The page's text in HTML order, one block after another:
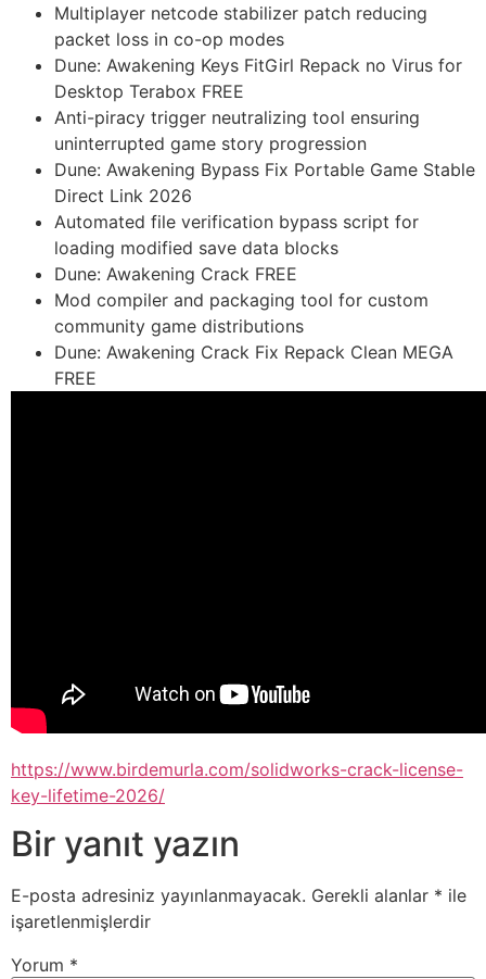
Multiplayer netcode stabilizer patch reducing
packet loss in co-op modes
Dune: Awakening Keys FitGirl Repack no Virus for
Desktop Terabox FREE
Anti-piracy trigger neutralizing tool ensuring
uninterrupted game story progression
Dune: Awakening Bypass Fix Portable Game Stable
Direct Link 2026
Automated file verification bypass script for
loading modified save data blocks
Dune: Awakening Crack FREE
Mod compiler and packaging tool for custom
community game distributions
Dune: Awakening Crack Fix Repack Clean MEGA
FREE
https://www.birdemurla.com/solidworks-crack-license-
key-lifetime-2026/
Bir yanıt yazın
E-posta adresiniz yayınlanmayacak. Gerekli alanlar * ile
işaretlenmişlerdir
Yorum *